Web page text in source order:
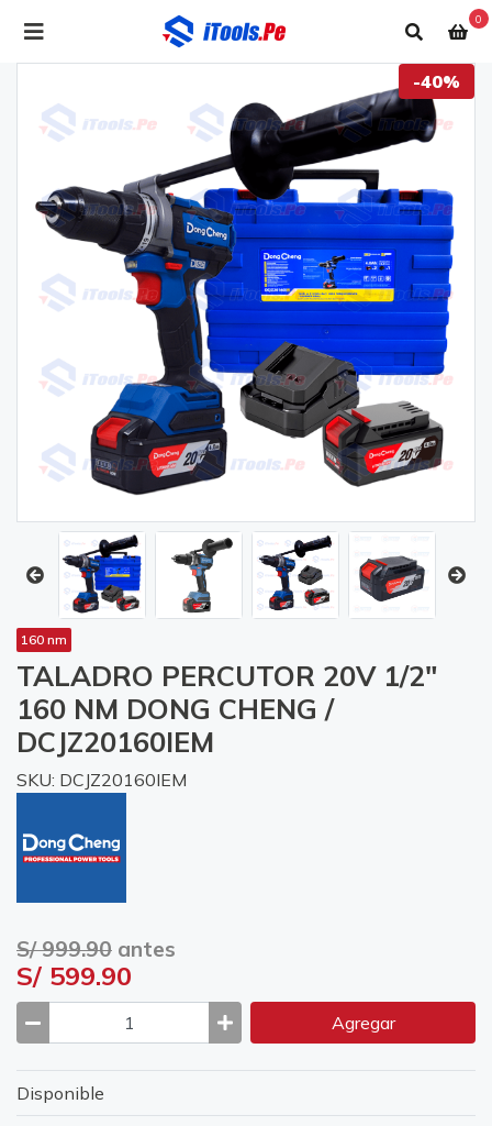
0
-40%
160 nm
TALADRO PERCUTOR 20V 1/2"
160 NM DONG CHENG /
DCJZ20160IEM
SKU: DCJZ20160IEM
S/ 999.90 antes
S/ 599.90
Agregar
Disponible